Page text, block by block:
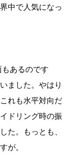
中で人気になっ
あるのです
ました。やはり
れも水平対向だ
ドリング時の振
た。もっとも、
が。